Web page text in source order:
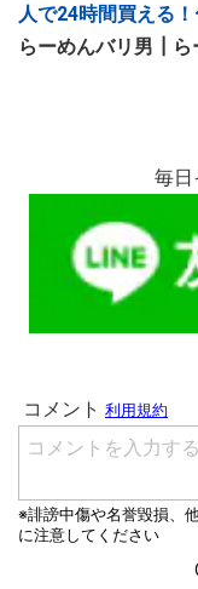
人で24時間買える
らーめんバリ男┃ら
毎日